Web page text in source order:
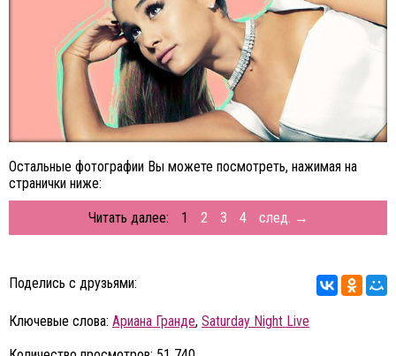
Остальные фотографии Вы можете посмотреть, нажимая на
странички ниже:
Читать далее: 1 2 3 4 след. →
Поделись с друзьями:
Ключевые слова: Ариана Гранде, Saturday Night Live